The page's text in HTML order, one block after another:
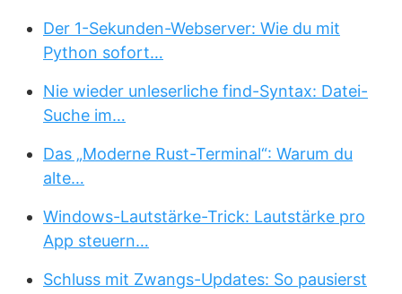
Der 1-Sekunden-Webserver: Wie du mit
Python sofort…
Nie wieder unleserliche find-Syntax: Datei-
Suche im…
Das „Moderne Rust-Terminal“: Warum du
alte…
Windows-Lautstärke-Trick: Lautstärke pro
App steuern…
Schluss mit Zwangs-Updates: So pausierst